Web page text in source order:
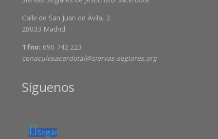
Calle de San Juan de Ávila, 2
28033 Madrid
Tfno: 690 742 223
cenaculosacerdotal@siervas-seglares.org
Síguenos
Seguir